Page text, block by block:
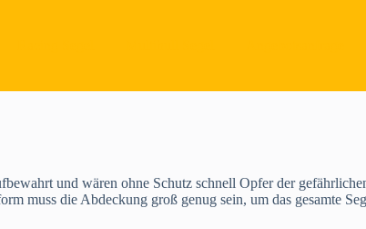
und wären ohne Schutz schnell Opfer der
muss die Abdeckung groß genug sein, um das gesamte